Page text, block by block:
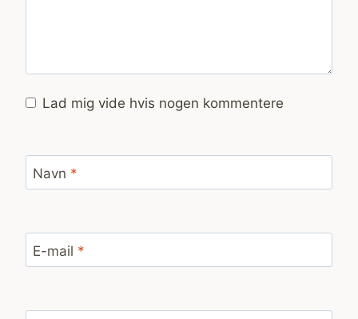
Lad mig vide hvis nogen kommentere
Navn *
E-mail *